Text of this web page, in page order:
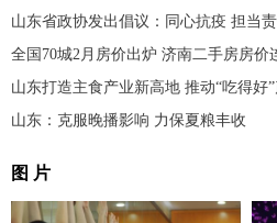
山东省政协发出倡议：同心抗疫 担当
全国70城2月房价出炉 济南二手房房价
山东打造主食产业新高地 推动“吃得好
山东：克服晚播影响 力保夏粮丰收
图 片